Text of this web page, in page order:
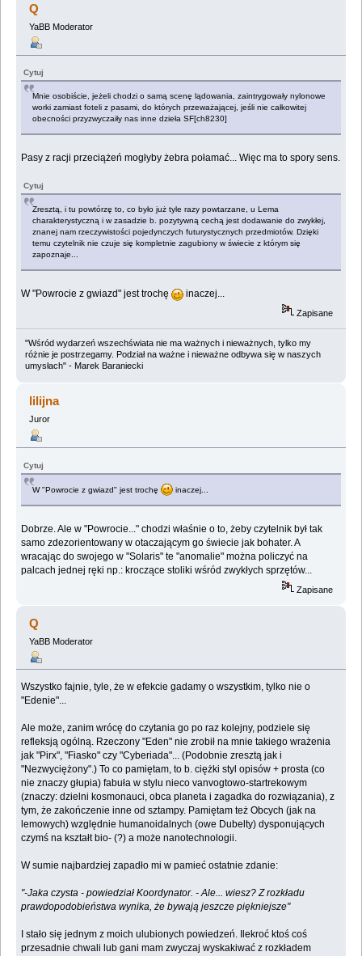
Q
YaBB Moderator
Cytuj
Mnie osobiście, jeżeli chodzi o samą scenę lądowania, zaintrygowały nylonowe
worki zamiast foteli z pasami, do których przeważającej, jeśli nie całkowitej
obecności przyzwyczaiły nas inne dzieła SF[ch8230]
Pasy z racji przeciążeń mogłyby żebra połamać... Więc ma to spory sens.
Cytuj
Zresztą, i tu powtórzę to, co było już tyle razy powtarzane, u Lema
charakterystyczną i w zasadzie b. pozytywną cechą jest dodawanie do zwykłej,
znanej nam rzeczywistości pojedynczych futurystycznych przedmiotów. Dzięki
temu czytelnik nie czuje się kompletnie zagubiony w świecie z którym się
zapoznaje...
W "Powrocie z gwiazd" jest trochę inaczej...
Zapisane
"Wśród wydarzeń wszechświata nie ma ważnych i nieważnych, tylko my
różnie je postrzegamy. Podział na ważne i nieważne odbywa się w naszych
umysłach" - Marek Baraniecki
lilijna
Juror
Cytuj
W "Powrocie z gwiazd" jest trochę inaczej...
Dobrze. Ale w "Powrocie..." chodzi właśnie o to, żeby czytelnik był tak
samo zdezorientowany w otaczającym go świecie jak bohater. A
wracając do swojego w "Solaris" te "anomalie" można policzyć na
palcach jednej ręki np.: kroczące stoliki wśród zwykłych sprzętów...
Zapisane
Q
YaBB Moderator
Wszystko fajnie, tyle, że w efekcie gadamy o wszystkim, tylko nie o
"Edenie"...
Ale może, zanim wrócę do czytania go po raz kolejny, podziele się
refleksją ogólną. Rzeczony "Eden" nie zrobił na mnie takiego wrażenia
jak "Pirx", "Fiasko" czy "Cyberiada"... (Podobnie zresztą jak i
"Nezwyciężony".) To co pamiętam, to b. ciężki styl opisów + prosta (co
nie znaczy głupia) fabuła w stylu nieco vanvogtowo-startrekowym
(znaczy: dzielni kosmonauci, obca planeta i zagadka do rozwiązania), z
tym, że zakończenie inne od sztampy. Pamiętam też Obcych (jak na
lemowych) względnie humanoidalnych (owe Dubelty) dysponujących
czymś na kształt bio- (?) a może nanotechnologii.
W sumie najbardziej zapadło mi w pamieć ostatnie zdanie:
"-Jaka czysta - powiedział Koordynator. - Ale... wiesz? Z rozkładu
prawdopodobieństwa wynika, że bywają jeszcze piękniejsze"
I stało się jednym z moich ulubionych powiedzeń. Ilekroć ktoś coś
przesadnie chwali lub gani mam zwyczaj wyskakiwać z rozkładem